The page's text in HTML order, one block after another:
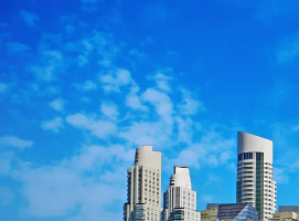
Nur notwendige Cookies
Unvergleichlich lecker
Mit dem Klick auf „geht klar”
personalisierte Werbung und passende
Cookies” werden lediglich technisch
Anpassen
Geht klar
Datenschutzerklärung
Cookierichtlinie Impressum
« zurück